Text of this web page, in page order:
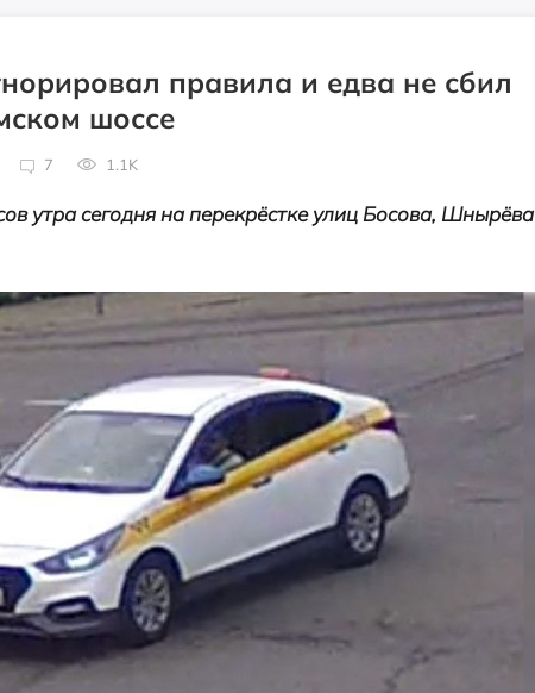
правила и едва не сбил
шоссе
7 1.1K
утра сегодня на перекрёстке улиц Босова, Шнырёва